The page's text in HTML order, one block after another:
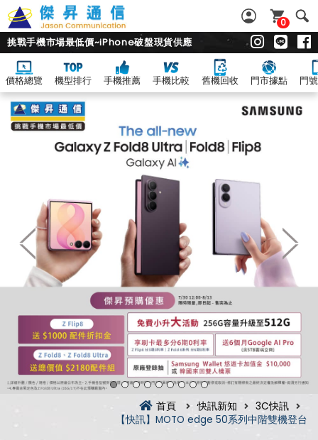
0
挑戰手機市場最低價~iPhone破盤現貨供應
價格總覽 機型排行 手機推薦 手機比較 舊機回收 門市據點 門
首頁 快訊新知
3C快訊
【快訊】MOTO edge 50系列中階雙機登台